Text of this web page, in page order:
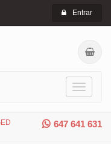
Entrar
Toggle
647 641 631